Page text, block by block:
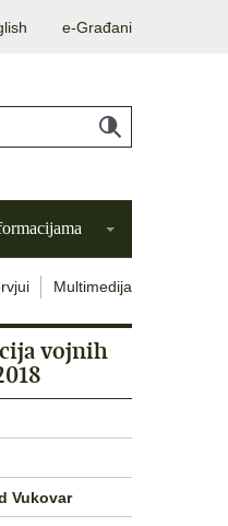
e-Građani
Multimedija
vojnih
Vukovar